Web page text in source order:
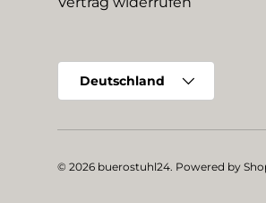
Deutschland
© 2026 buerostuhl24. Powered by